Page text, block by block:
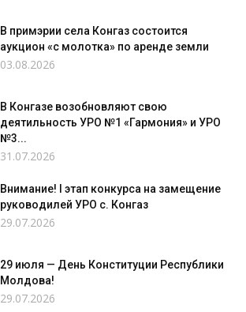
В примэрии села Конгаз состоится
аукцион «с молотка» по аренде земли
03.08.2026
В Конгазе возобновляют свою
деятильность УРО №1 «Гармония» и УРО
№3...
31.07.2026
Внимание! I этап конкурса на замещение
руководилей УРО с. Конгаз
29.07.2026
29 июля — День Конституции Республики
Молдова!
29.07.2026